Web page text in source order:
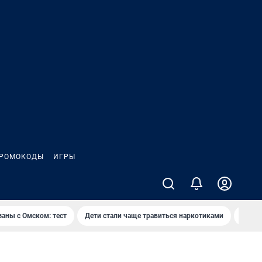
ИГРЫ
с Омском: тест Дети стали чаще травиться наркотиками